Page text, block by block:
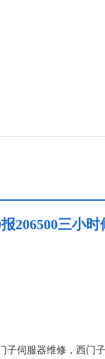
206500三小时
子伺服器维修，西